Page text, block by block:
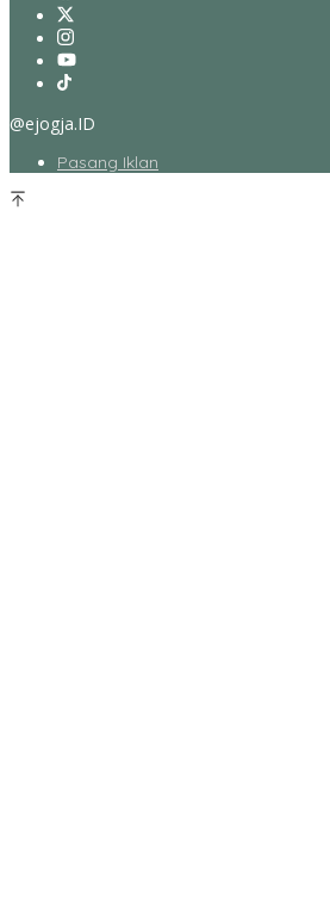
@ejogja.ID
Pasang Iklan